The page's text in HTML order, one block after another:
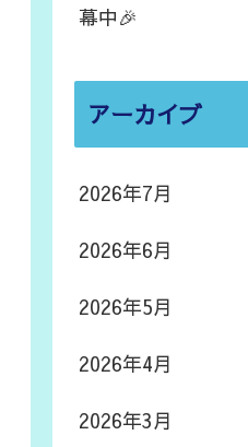
幕中🎉
アーカイブ
2026年7月
2026年6月
2026年5月
2026年4月
2026年3月